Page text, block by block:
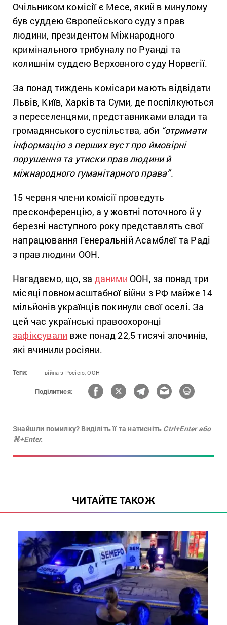
Очільником комісії є Месе, який в минулому
був суддею Європейського суду з прав
людини, президентом Міжнародного
кримінального трибуналу по Руанді та
колишнім суддею Верховного суду Норвегії.
За понад тиждень комісари мають відвідати
Львів, Київ, Харків та Суми, де поспілкуються
з переселенцями, представниками влади та
громадянського суспільства, аби “отримати
інформацію з перших вуст про ймовірні
порушення та утиски прав людини й
міжнародного гуманітарного права”.
15 червня члени комісії проведуть
пресконференцію, а у жовтні поточного й у
березні наступного року представлять свої
напрацювання Генеральній Асамблеї та Раді
з прав людини ООН.
Нагадаємо, що, за даними ООН, за понад три
місяці повномасштабної війни з РФ майже 14
мільйонів українців покинули свої оселі. За
цей час українські правоохоронці
зафіксували вже понад 22,5 тисячі злочинів,
які вчинили росіяни.
Теги: війна з Росією, ООН
Поділитися:
Знайшли помилку? Виділіть її та натисніть Ctrl+Enter або
⌘+Enter.
ЧИТАЙТЕ ТАКОЖ